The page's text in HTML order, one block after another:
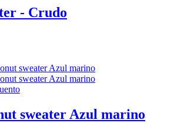
- Crudo
sweater Azul marino